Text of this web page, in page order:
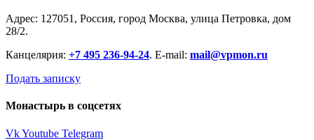
Адрес: 127051, Россия, город Москва, улица Петровка, дом
28/2.
Канцелярия: +7 495 236-94-24. E-mail: mail@vpmon.ru
Подать записку
Монастырь в соцсетях
VkYoutube Telegram